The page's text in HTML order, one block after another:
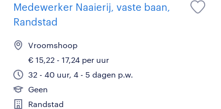
Medewerker Naaierij, vaste baan,
Randstad
Vroomshoop
€ 15,22 - 17,24 per uur
32 - 40 uur, 4 - 5 dagen p.w.
Geen
Randstad